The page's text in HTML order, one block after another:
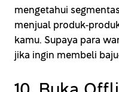
mengetahui
menjual produk-
kamu. Supaya para
jika ingin membeli